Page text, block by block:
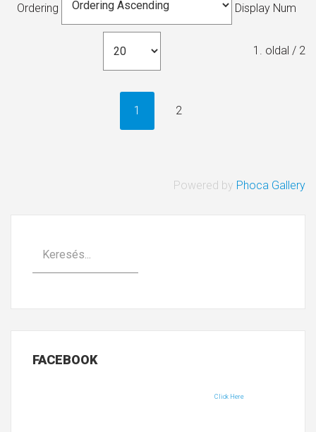
Ordering Display Num
1. oldal / 2
1 2
Powered by Phoca Gallery
FACEBOOK
Click Here